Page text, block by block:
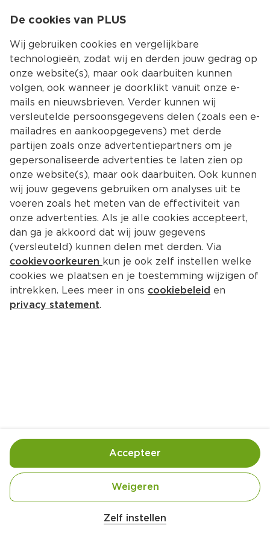
Kies jouw
Terug Producten
PLUS Filet americain peper cup
Per Bakje 70 g  (per kilo €28.43)
Handige informatie over dit product
De cookies van PLUS
Wij gebruiken cookies en vergelijkbare
technologieën, zodat wij en derden jouw gedrag op
onze website(s), maar ook daarbuiten kunnen
volgen, ook wanneer je doorklikt vanuit onze e-
mails en nieuwsbrieven. Verder kunnen wij
versleutelde persoonsgegevens delen (zoals een e-
mailadres en aankoopgegevens) met derde
partijen zoals onze advertentiepartners om je
gepersonaliseerde advertenties te laten zien op
onze website(s), maar ook daarbuiten. Ook kunnen
wij jouw gegevens gebruiken om analyses uit te
voeren zoals het meten van de effectiviteit van
onze advertenties. Als je alle cookies accepteert,
dan ga je akkoord dat wij jouw gegevens
(versleuteld) kunnen delen met derden. Via
cookievoorkeuren kun je ook zelf instellen welke
cookies we plaatsen en je toestemming wijzigen of
intrekken. Lees meer in ons cookiebeleid en
privacy statement.
Zelf instellen
Weigeren
Accepteer